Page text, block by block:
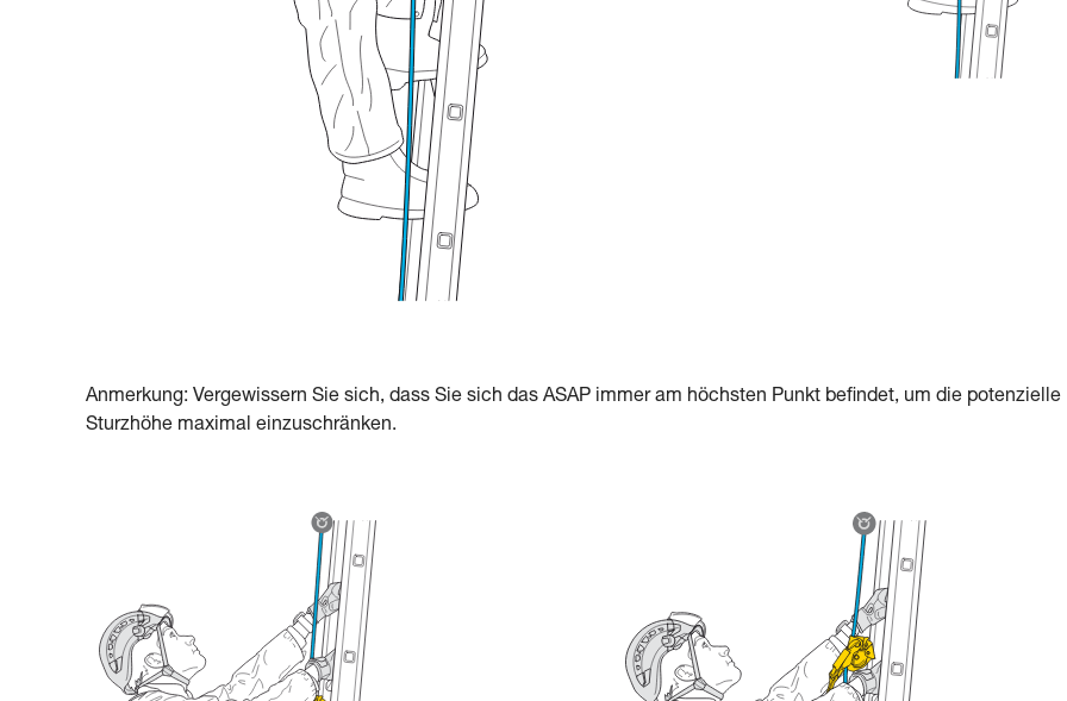
Anmerkung: Vergewissern Sie sich, dass Sie sich das ASAP immer am höchsten Punkt befindet, um die potenzielle
Sturzhöhe maximal einzuschränken.